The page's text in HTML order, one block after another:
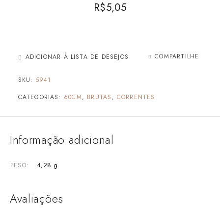
R$5,05
ADICIONAR À LISTA DE DESEJOS COMPARTILHE
SKU: 5941
CATEGORIAS: 60CM, BRUTAS, CORRENTES
Informação adicional
PESO 4,28 g
Avaliações